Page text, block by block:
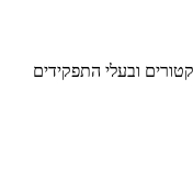
ובעלי התפקידים